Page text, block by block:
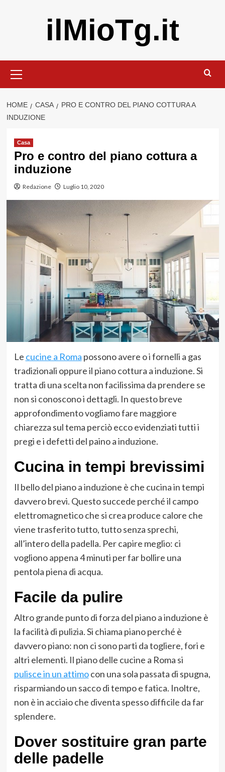
ilMioTg.it
principale
HOME CASA
PRO E CONTRO DEL PIANO COTTURA A
INDUZIONE
Casa
Pro e contro del piano cottura a
induzione
Redazione Luglio 10, 2020
Le cucine a Roma possono avere o i fornelli a gas
tradizionali oppure il piano cottura a induzione. Si
tratta di una scelta non facilissima da prendere se
non si conoscono i dettagli. In questo breve
approfondimento vogliamo fare maggiore
chiarezza sul tema perciò ecco evidenziati tutti i
pregi e i defetti del paino a induzione.
Cucina in tempi brevissimi
Il bello del piano a induzione è che cucina in tempi
davvero brevi. Questo succede perché il campo
elettromagnetico che si crea produce calore che
viene trasferito tutto, tutto senza sprechi,
all’intero della padella. Per capire meglio: ci
vogliono appena 4 minuti per far bollire una
pentola piena di acqua.
Facile da pulire
Altro grande punto di forza del piano a induzione è
la facilità di pulizia. Si chiama piano perché è
davvero piano: non ci sono parti da togliere, fori e
altri elementi. Il piano delle cucine a Roma si
pulisce in un attimocon una sola passata di spugna,
risparmiando un sacco di tempo e fatica. Inoltre,
non è in acciaio che diventa spesso difficile da far
splendere.
Dover sostituire gran parte
delle padelle